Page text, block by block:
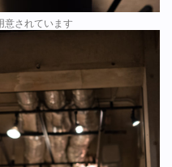
意されています